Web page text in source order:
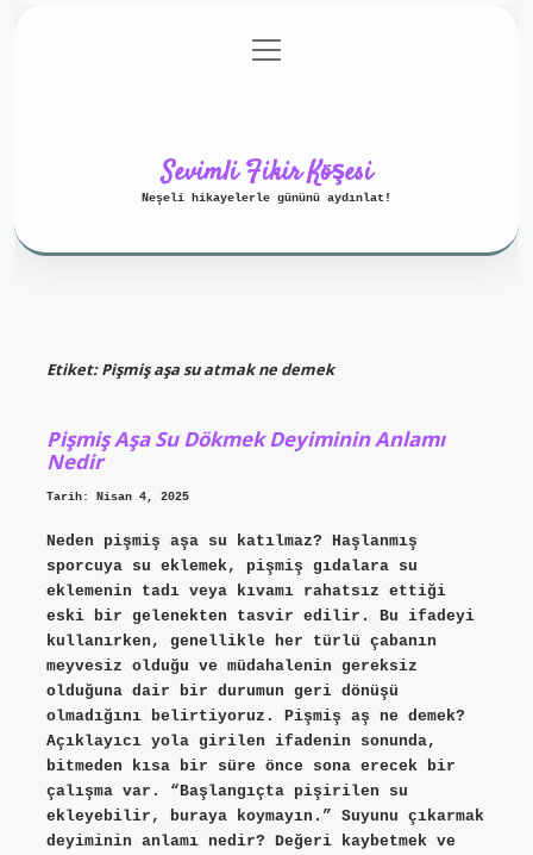
Gizlilik Politikası
menüyü
aç
Sevimli Fikir Köşesi
Neşeli hikayelerle gününü aydınlat!
Etiket:Pişmiş aşa su atmak ne demek
Pişmiş Aşa Su Dökmek Deyiminin Anlamı
Nedir
Tarih: Nisan 4, 2025
Neden pişmiş aşa su katılmaz? Haşlanmış
sporcuya su eklemek, pişmiş gıdalara su
eklemenin tadı veya kıvamı rahatsız ettiği
eski bir gelenekten tasvir edilir. Bu ifadeyi
kullanırken, genellikle her türlü çabanın
meyvesiz olduğu ve müdahalenin gereksiz
olduğuna dair bir durumun geri dönüşü
olmadığını belirtiyoruz. Pişmiş aş ne demek?
Açıklayıcı yola girilen ifadenin sonunda,
bitmeden kısa bir süre önce sona erecek bir
çalışma var. “Başlangıçta pişirilen su
ekleyebilir, buraya koymayın.” Suyunu çıkarmak
deyiminin anlamı nedir? Değeri kaybetmek ve